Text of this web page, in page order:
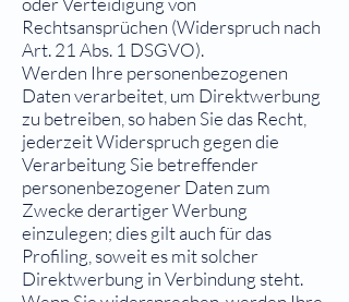
Rechtsansprüchen (Widerspruch nach
Art. 21 Abs. 1 DSGVO).
Werden Ihre personenbezogenen
Daten verarbeitet, um Direktwerbung
zu betreiben, so haben Sie das Recht,
jederzeit Widerspruch gegen die
Verarbeitung Sie betreffender
personenbezogener Daten zum
Zwecke derartiger Werbung
einzulegen; dies gilt auch für das
Profiling, soweit es mit solcher
Direktwerbung in Verbindung steht.